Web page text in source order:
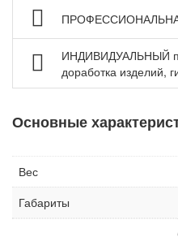
Аксессуары для
Оборудование для
воздуха
заказу
Тележки и тумбы для
Тумбы, шкафы и тележки
серверные
ИНДИВИДУАЛЬНЫЙ
доработка изделий,
Основные
Вес
Габариты